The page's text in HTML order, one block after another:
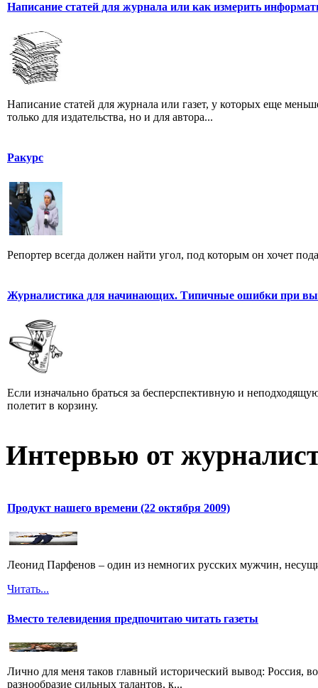
Написание статей для журнала или как измерить
Написание статей для журнала или газет, у которых еще
только для издательства, но и для автора...
Ракурс
Репортер всегда должен найти угол, под которым он хочет
Журналистика для начинающих. Типичные ошибки при
Если изначально браться за бесперспективную и
полетит в корзину.
Интервью от
Продукт нашего времени (22 октября 2009)
Леонид Парфенов – один из немногих русских мужчин,
Читать...
Вместо телевидения предпочитаю читать газеты
Лично для меня таков главный исторический вывод: Россия,
разнообразие сильных талантов, к...